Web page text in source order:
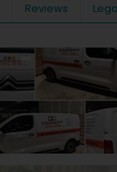
Reviews